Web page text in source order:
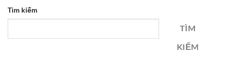
Tìm kiếm
TÌM
KIẾM